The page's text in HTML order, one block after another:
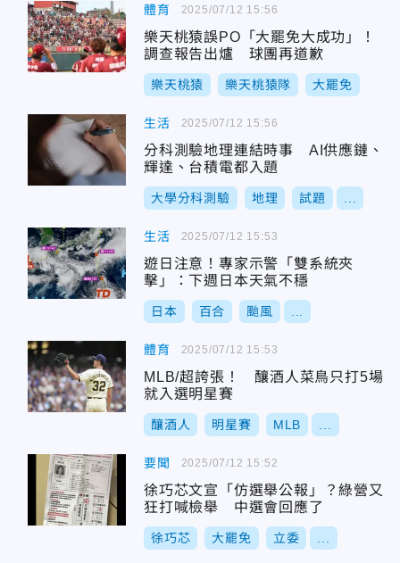
體育
樂天桃猿誤PO「大罷免大成功」！
調查報告出爐 球團再道歉
樂天桃猿 樂天桃猿隊 大罷免
2025/07/12 15:56
生活
分科測驗地理連結時事 AI供應鏈、
輝達、台積電都入題
大學分科測驗 地理 試題
2025/07/12 15:56
生活
遊日注意！專家示警「雙系統夾
擊」：下週日本天氣不穩
日本 百合 颱風
2025/07/12 15:53
體育
MLB/超誇張！ 釀酒人菜鳥只打5場
就入選明星賽
釀酒人 明星賽 MLB
2025/07/12 15:53
要聞
徐巧芯文宣「仿選舉公報」？綠營又
狂打喊檢舉 中選會回應了
徐巧芯 大罷免 立委
2025/07/12 15:52